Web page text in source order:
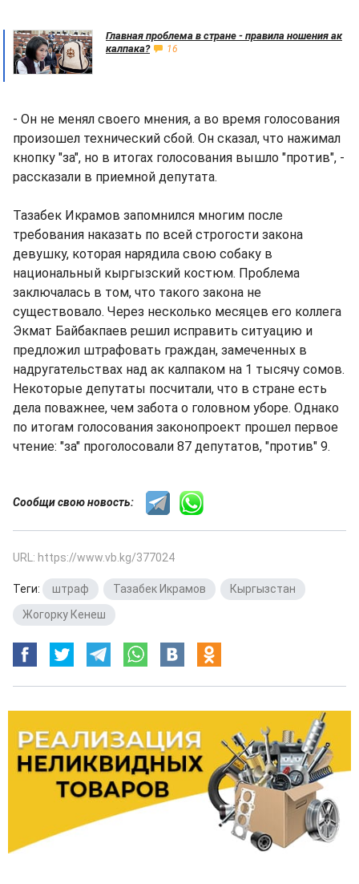
Главная проблема в стране - правила ношения ак
калпака?
16
- Он не менял своего мнения, а во время голосования
произошел технический сбой. Он сказал, что нажимал
кнопку "за", но в итогах голосования вышло "против", -
рассказали в приемной депутата.
Тазабек Икрамов запомнился многим после
требования наказать по всей строгости закона
девушку, которая нарядила свою собаку в
национальный кыргызский костюм. Проблема
заключалась в том, что такого закона не
существовало. Через несколько месяцев его коллега
Экмат Байбакпаев решил исправить ситуацию и
предложил штрафовать граждан, замеченных в
надругательствах над ак калпаком на 1 тысячу сомов.
Некоторые депутаты посчитали, что в стране есть
дела поважнее, чем забота о головном уборе. Однако
по итогам голосования законопроект прошел первое
чтение: "за" проголосовали 87 депутатов, "против" 9.
Сообщи свою новость:
URL: https://www.vb.kg/377024
Теги: штраф Тазабек Икрамов Кыргызстан
Жогорку Кенеш